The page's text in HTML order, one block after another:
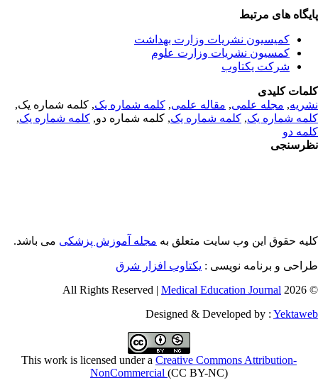
های مرتبط
کمیسیون نشریات وزارت بهداشت
کمسیون نشریات وزارت علوم
شرکت یکتاوب
کلیدی
,مجله علمی, مقاله علمی, کلمه شماره یک, کلمه شماره یک,
شماره یک,کلمه شماره یک, کلمه شماره دو,کلمه شماره یک,
دو
حقوق این وب سایت متعلق بهمجله آموزش پزشکیمی باشد.
و برنامه نویسی : یکتاوب افزار شرق
©
Medical Education Journal
Designed & Developed by :
This work is licensed under aCreative Commons Attribution-
NonCommercial(CC BY-NC)